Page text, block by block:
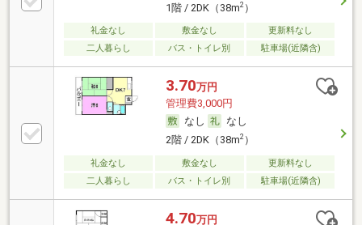
1階 / 2DK（38m2）
礼金なし 敷金なし
更新料なし
二人暮らし
バス・トイレ別 駐車場(近隣含)
3.70万円
管理費3,000円
なし
なし
2階 / 2DK（38m2）
礼金なし 敷金なし
更新料なし
二人暮らし
バス・トイレ別 駐車場(近隣含)
4.70万円